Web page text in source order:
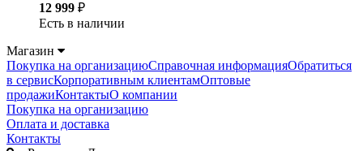
12 999 ₽
Есть в наличии
Магазин
Покупка на организациюСправочная информацияОбратиться
в сервисКорпоративным клиентамОптовые
продажиКонтактыО компании
Покупка на организацию
Оплата и доставка
Контакты